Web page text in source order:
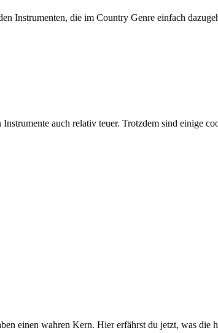
Instrumenten, die im Country Genre einfach
auch relativ teuer. Trotzdem sind einige
einen wahren Kern. Hier erfährst du jetzt, was die